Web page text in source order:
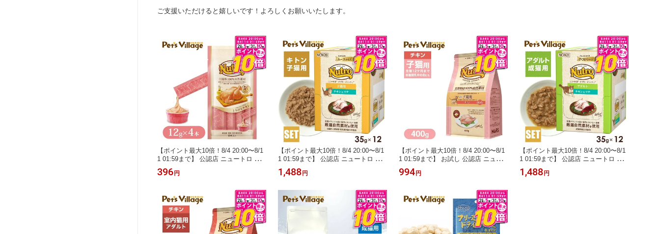
ご支援いただけると嬉しいです！よろしくお願いいたします。
【ポイント最大10倍！8/4 20:00〜8/1
1 01:59まで】 公認店 ニュートロ 猫
おやつ チキンフレーク入り とろける
チキン 4本入り
396 円
【ポイント最大10倍！8/4 20:00〜8/1
1 01:59まで】 公認店 ニュートロ キ
ャット デイリー ディッシュ 子猫用
チキン＆ツナ なめらかなムースタイ
ュラルチョイス NATURAL CHOICE
キャットフード
1,488 円
【ポイント最大10倍！8/4 20:00〜8/1
1 01:59まで】 お試し 公認店 ニュー
トロ ナチュラル チョイス キャット
室内猫用 キトン チキン 400g ごはん
994 円
【ポイント最大10倍！8/4 20:00〜8/1
1 01:59まで】 公認店 ニュートロ キ
ャット デイリー ディッシュ 成猫用
チキン＆ツナ グルメ仕立てのざく切
1,488 円